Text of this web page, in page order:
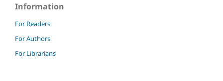
Information
For Readers
For Authors
For Librarians